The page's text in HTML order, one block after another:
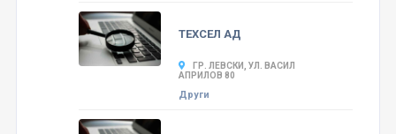
ТЕХСЕЛ АД
ГР. ЛЕВСКИ, УЛ. ВАСИЛ
АПРИЛОВ 80
Други